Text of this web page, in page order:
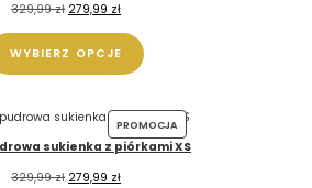
329,99zł 279,99 zł
WYBIERZ OPCJE
PROMOCJA
sukienka z piórkami XS
329,99zł 279,99 zł